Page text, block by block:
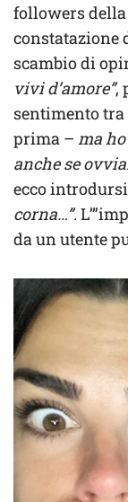
followers della
constatazione
scambio di
vivi d’amore”,
sentimento tra
prima – ma
anche se
ecco
corna…”.
da un utente